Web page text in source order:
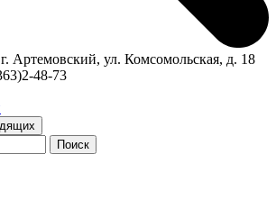
Артемовский, ул. Комсомольская, д. 18
48-73
Поиск